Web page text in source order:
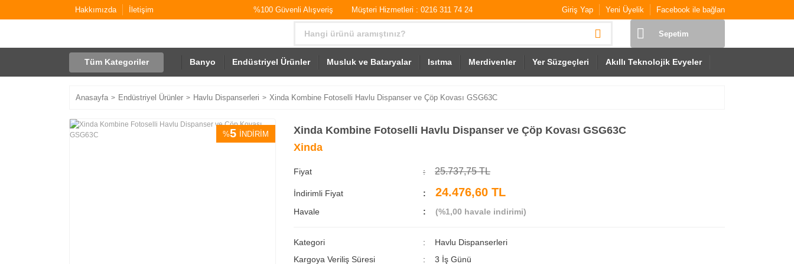
Hakkımızda İletişim %100 Güvenli Alışveriş Müşteri Hizmetleri : 0216 311 74 24 Giriş Yap Yeni Üyelik Facebook ile bağlan
Sepetim
Tüm Kategoriler Banyo Endüstriyel Ürünler Musluk ve Bataryalar Isıtma Merdivenler Yer Süzgeçleri Akıllı Teknolojik Evyeler
Anasayfa Endüstriyel Ürünler Havlu Dispanserleri Xinda Kombine Fotoselli Havlu Dispanser ve Çöp Kovası GSG63C
%5 İNDİRİM
Xinda Kombine Fotoselli Havlu Dispanser ve Çöp Kovası GSG63C
Xinda
Fiyat 25.737,75 TL
İndirimli Fiyat 24.476,60 TL
Havale (%1,00 havale indirimi)
Kategori
Havlu Dispanserleri
Kargoya Veriliş Süresi
3 İş Günü